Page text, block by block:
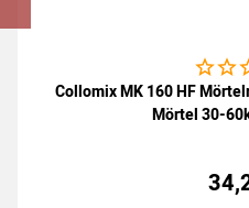
Noch
Collomix MK 160 HF
Mörtel 30-
34,